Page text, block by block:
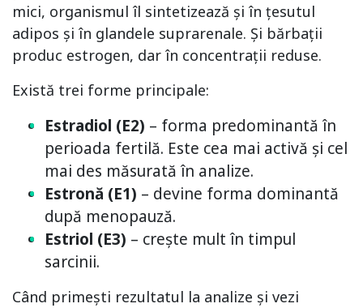
mici, organismul îl sintetizează și în țesutul
adipos și în glandele suprarenale. Și bărbații
produc estrogen, dar în concentrații reduse.
Există trei forme principale:
Estradiol (E2) – forma predominantă în
perioada fertilă. Este cea mai activă și cel
mai des măsurată în analize.
Estronă (E1) – devine forma dominantă
după menopauză.
Estriol (E3) – crește mult în timpul
sarcinii.
Când primești rezultatul la analize și vezi